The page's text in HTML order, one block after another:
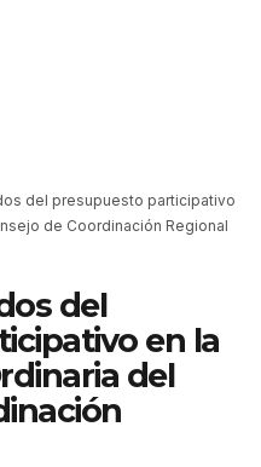
del presupuesto participativo
de Coordinación Regional
del
en la
del